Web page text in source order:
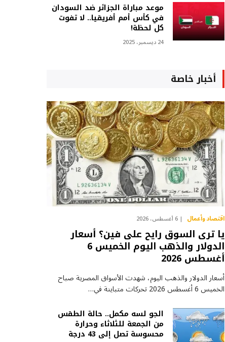
موعد مباراة الجزائر ضد السودان
في كأس أمم أفريقيا.. لا تفوت
كل لحظة!
24 ديسمبر، 2025
أخبار خاصة
اقتصاد وأعمال 6 أغسطس، 2026
يا ترى السوق رايح على فين؟ أسعار
الدولار والذهب اليوم الخميس 6
أغسطس 2026
أسعار الدولار والذهب اليوم، شهدت الأسواق المصرية صباح
الخميس 6 أغسطس 2026 تحركات متباينة في…
الجو لسه مكمل.. حالة الطقس
من الجمعة للثلاثاء وحرارة
محسوسة تصل إلى 43 درجة